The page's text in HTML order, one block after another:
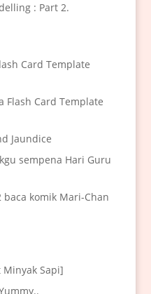
: Part 2.
Card Template
Flash Card Template
Jaundice
sempena Hari Guru
komik Mari-Chan
Minyak Sapi]